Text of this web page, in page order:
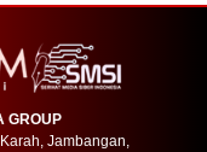
GROUP
Jambangan,